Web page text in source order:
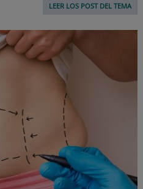
LEER LOS POST DEL TEMA